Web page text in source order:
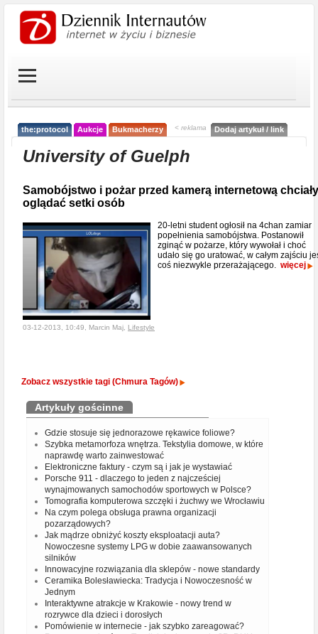
the:protocol Aukcje Bukmacherzy < reklama Dodaj artykuł / link
University of Guelph
Samobójstwo i pożar przed kamerą internetową chciały
oglądać setki osób
20-letni student ogłosił na 4chan zamiar
popełnienia samobójstwa. Postanowił
zginąć w pożarze, który wywołał i choć
udało się go uratować, w całym zajściu
coś niezwykle przerażającego. więcej
03-12-2013, 10:49, Marcin Maj, Lifestyle
Zobacz wszystkie tagi (Chmura Tagów)
Artykuły gościnne
Gdzie stosuje się jednorazowe rękawice foliowe?
Szybka metamorfoza wnętrza. Tekstylia domowe, w które
naprawdę warto zainwestować
Elektroniczne faktury - czym są i jak je wystawiać
Porsche 911 - dlaczego to jeden z najcześciej
wynajmowanych samochodów sportowych w Polsce?
Tomografia komputerowa szczęki i żuchwy we Wrocławiu
Na czym polega obsługa prawna organizacji
pozarządowych?
Jak mądrze obniżyć koszty eksploatacji auta?
Nowoczesne systemy LPG w dobie zaawansowanych
silników
Innowacyjne rozwiązania dla sklepów - nowe standardy
Ceramika Bolesławiecka: Tradycja i Nowoczesność w
Jednym
Interaktywne atrakcje w Krakowie - nowy trend w
rozrywce dla dzieci i dorosłych
Pomówienie w internecie - jak szybko zareagować?